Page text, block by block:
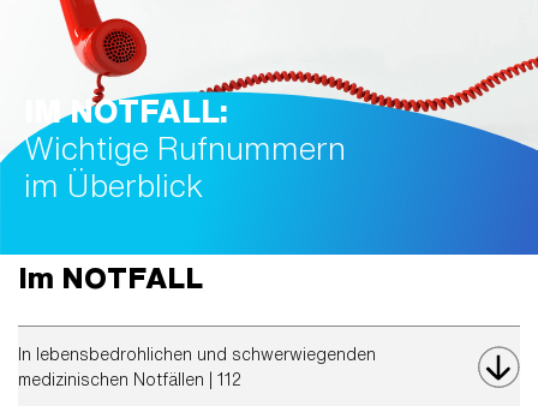
IM NOTFALL:
Wichtige Rufnummern
im Überblick
Im NOTFALL
In lebensbedrohlichen und schwerwiegenden
medizinischen Notfällen | 112